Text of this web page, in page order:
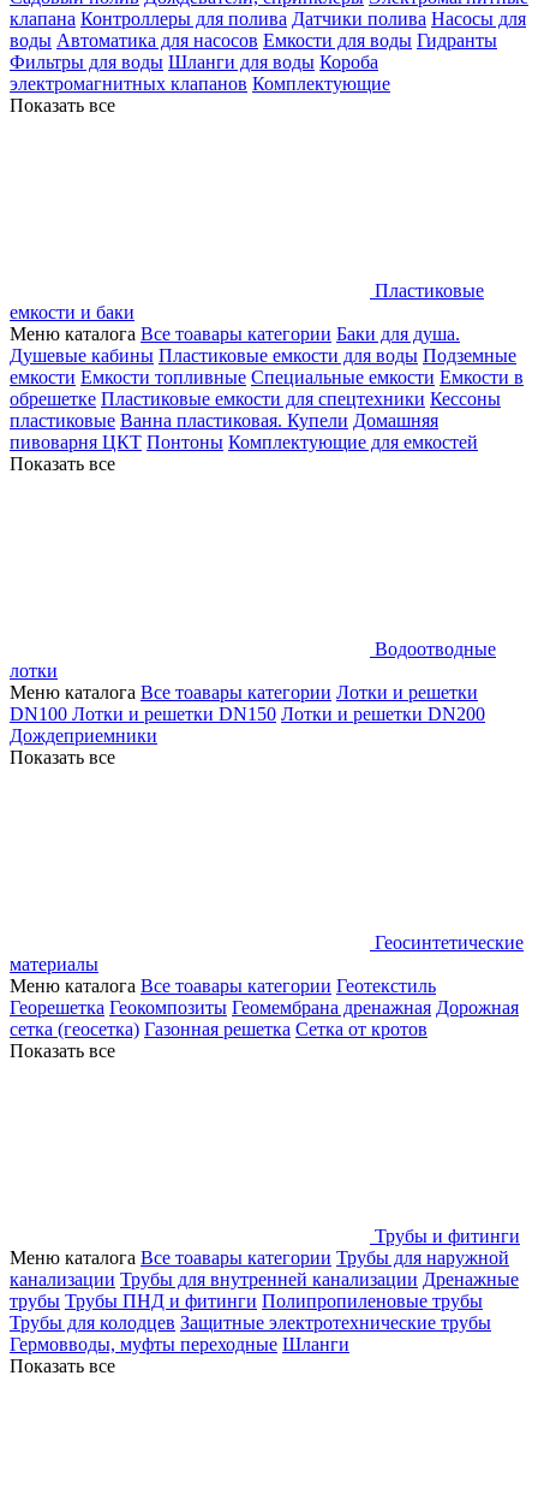
клапана Контроллеры для полива Датчики полива Насосы для
воды Автоматика для насосов Емкости для воды Гидранты
Фильтры для воды Шланги для воды Короба
электромагнитных клапанов Комплектующие
Показать все
Пластиковые
емкости и баки
Меню каталога Все тоавары категории Баки для душа.
Душевые кабины Пластиковые емкости для воды Подземные
емкости Емкости топливные Специальные емкости Емкости в
обрешетке Пластиковые емкости для спецтехники Кессоны
пластиковые Ванна пластиковая. Купели Домашняя
пивоварня ЦКТ Понтоны Комплектующие для емкостей
Показать все
Водоотводные
лотки
Меню каталога Все тоавары категории Лотки и решетки
DN100 Лотки и решетки DN150 Лотки и решетки DN200
Дождеприемники
Показать все
Геосинтетические
материалы
Меню каталога Все тоавары категории Геотекстиль
Георешетка Геокомпозиты Геомембрана дренажная Дорожная
сетка (геосетка) Газонная решетка Сетка от кротов
Показать все
Трубы и фитинги
Меню каталога Все тоавары категории Трубы для наружной
канализации Трубы для внутренней канализации Дренажные
трубы Трубы ПНД и фитинги Полипропиленовые трубы
Трубы для колодцев Защитные электротехнические трубы
Гермовводы, муфты переходные Шланги
Показать все